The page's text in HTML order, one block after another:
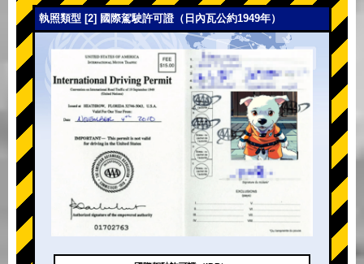
執照類型 [2] 國際駕駛許可證（日內瓦公約1949年）